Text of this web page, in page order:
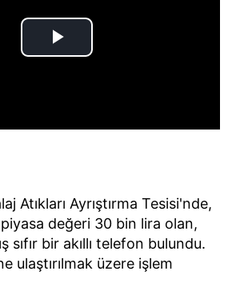
Atıkları Ayrıştırma Tesisi'nde,
piyasa değeri 30 bin lira olan,
sıfır bir akıllı telefon bulundu.
ulaştırılmak üzere işlem